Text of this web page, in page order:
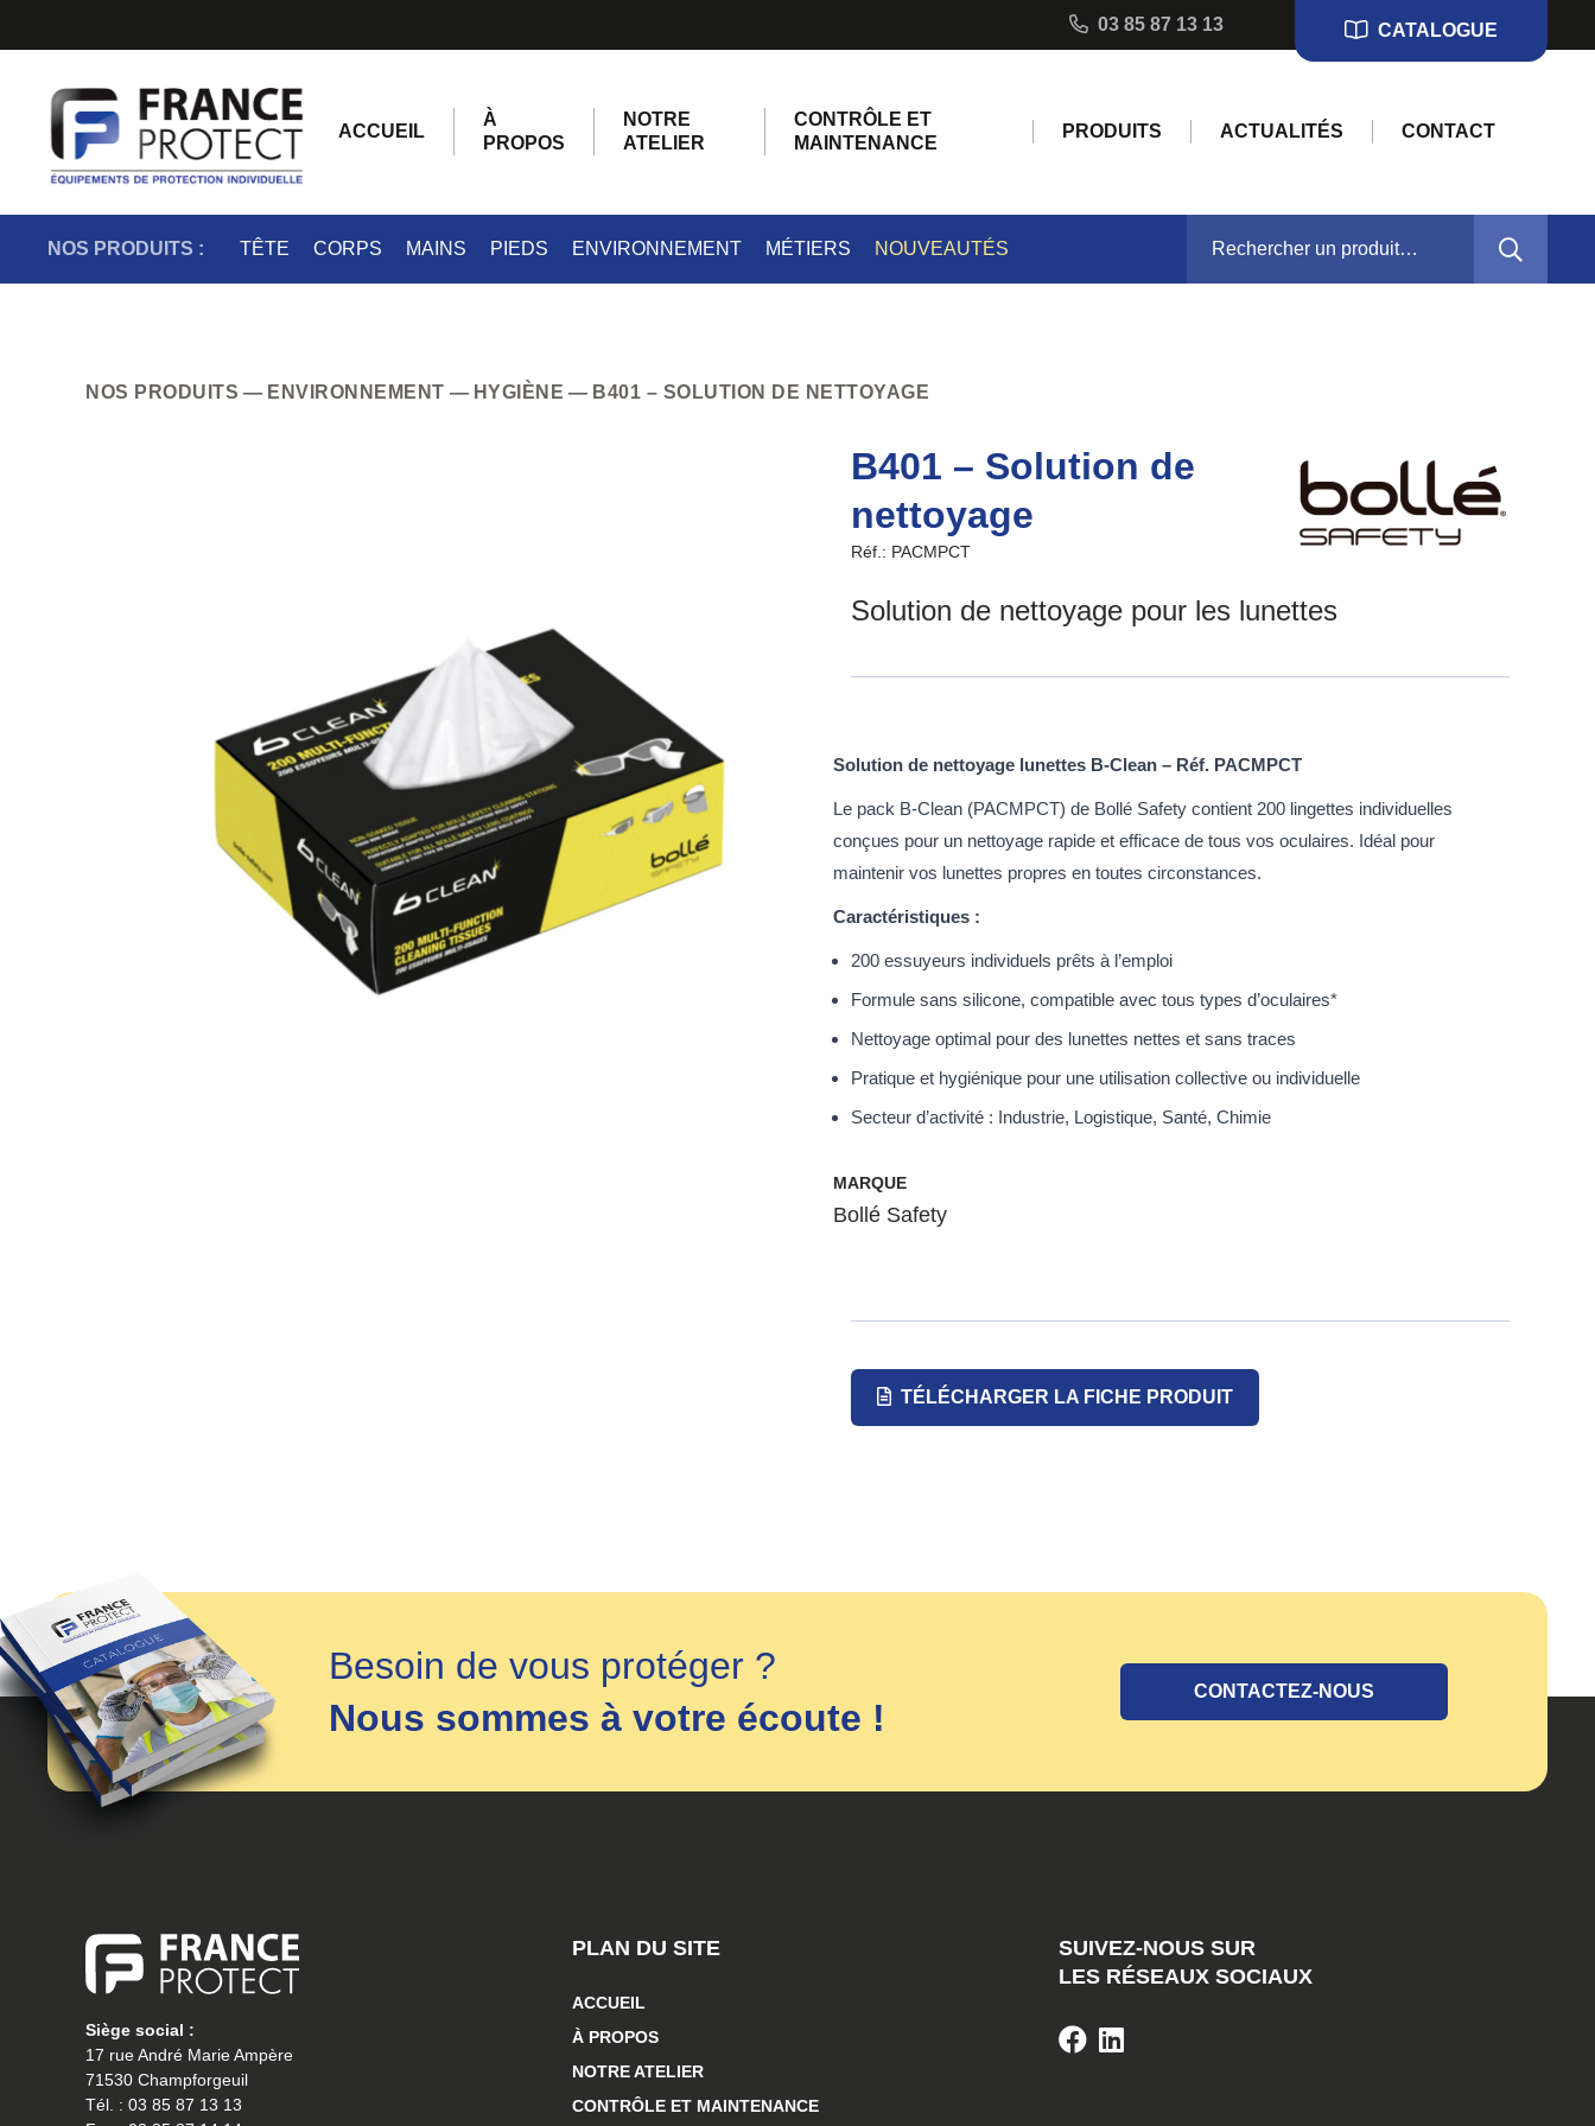
03 85 87 13 13 CATALOGUE
ACCUEIL
À
PROPOS
NOTRE
ATELIER
CONTRÔLE ET
MAINTENANCE
PRODUITS ACTUALITÉS CONTACT
NOS PRODUITS : TÊTE CORPS MAINS PIEDS ENVIRONNEMENT MÉTIERS NOUVEAUTÉS
NOS PRODUITS ENVIRONNEMENT HYGIÈNE B401 – SOLUTION DE NETTOYAGE
B401 – Solution de
nettoyage
Réf.: PACMPCT
Solution de nettoyage pour les lunettes
Solution de nettoyage lunettes B-Clean – Réf. PACMPCT
Le pack B-Clean (PACMPCT) de Bollé Safety contient 200 lingettes individuelles
conçues pour un nettoyage rapide et efficace de tous vos oculaires. Idéal pour
maintenir vos lunettes propres en toutes circonstances.
Caractéristiques :
200 essuyeurs individuels prêts à l’emploi
Formule sans silicone, compatible avec tous types d’oculaires*
Nettoyage optimal pour des lunettes nettes et sans traces
Pratique et hygiénique pour une utilisation collective ou individuelle
Secteur d’activité : Industrie, Logistique, Santé, Chimie
MARQUE
Bollé Safety
TÉLÉCHARGER LA FICHE PRODUIT
Besoin de vous protéger ?
Nous sommes à votre écoute !
CONTACTEZ-NOUS
Siège social :
17 rue André Marie Ampère
71530 Champforgeuil
Tél. : 03 85 87 13 13
PLAN DU SITE
ACCUEIL
À PROPOS
NOTRE ATELIER
CONTRÔLE ET MAINTENANCE
SUIVEZ-NOUS SUR
LES RÉSEAUX SOCIAUX